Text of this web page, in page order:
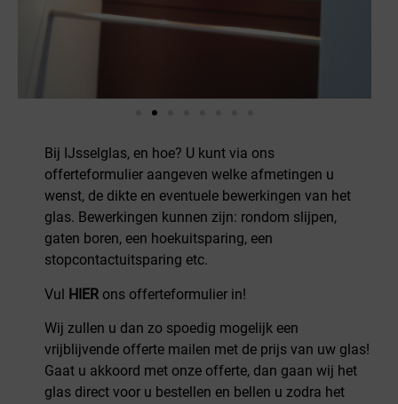
Bij IJsselglas, en hoe? U kunt via ons
offerteformulier aangeven welke afmetingen u
wenst, de dikte en eventuele bewerkingen van het
glas. Bewerkingen kunnen zijn: rondom slijpen,
gaten boren, een hoekuitsparing, een
stopcontactuitsparing etc.
Vul HIER ons offerteformulier in!
Wij zullen u dan zo spoedig mogelijk een
vrijblijvende offerte mailen met de prijs van uw glas!
Gaat u akkoord met onze offerte, dan gaan wij het
glas direct voor u bestellen en bellen u zodra het